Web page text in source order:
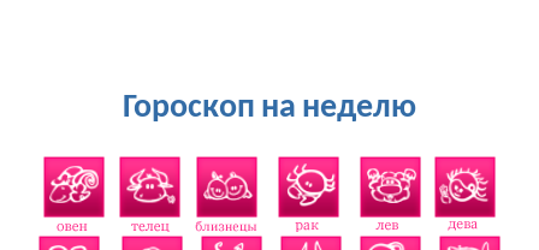
Гороскоп на неделю